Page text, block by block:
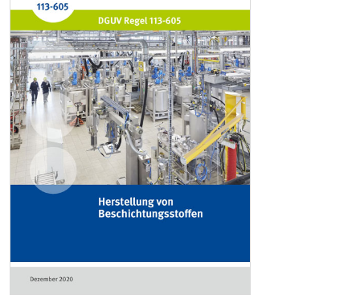
Reinigen
Reinigen von Behältern und Anlagen
Weitere Reinigungsarbeiten: Kleinteile,
Produktionsräume
Herstellen von Bindemitteln
Herstellen von Pulverlacken
Arbeiten an Extrudern
Arbeiten an Mahlanlagen
Tätigkeiten mit Nitrocellulose
Maßnahmen zur Zündquellenvermeidung